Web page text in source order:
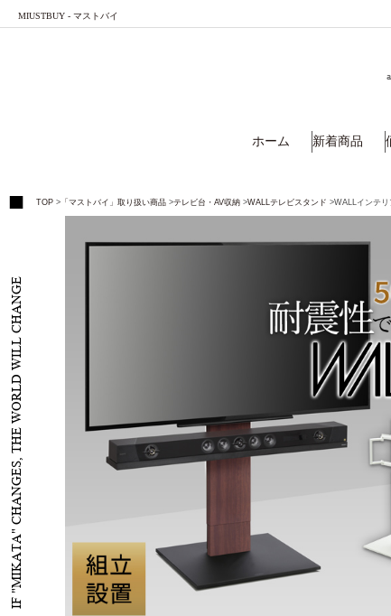
MIUSTBUY - マストバイ
ホーム 新着商品
TOP > 「マストバイ」取り扱い商品 >テレビ台・AV収納 >WALLテレビスタンド >WALLインテリ
IF "MIKATA" CHANGES, THE WORLD WILL CHANGE